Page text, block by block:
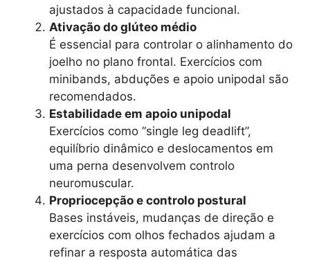
ajustados à capacidade funcional.
Ativação do glúteo médio
É essencial para controlar o alinhamento do
joelho no plano frontal. Exercícios com
minibands, abduções e apoio unipodal são
recomendados.
Estabilidade em apoio unipodal
Exercícios como “single leg deadlift”,
equilíbrio dinâmico e deslocamentos em
uma perna desenvolvem controlo
neuromuscular.
Propriocepção e controlo postural
Bases instáveis, mudanças de direção e
exercícios com olhos fechados ajudam a
refinar a resposta automática das